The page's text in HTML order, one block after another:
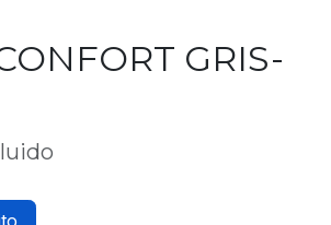
GRIS-